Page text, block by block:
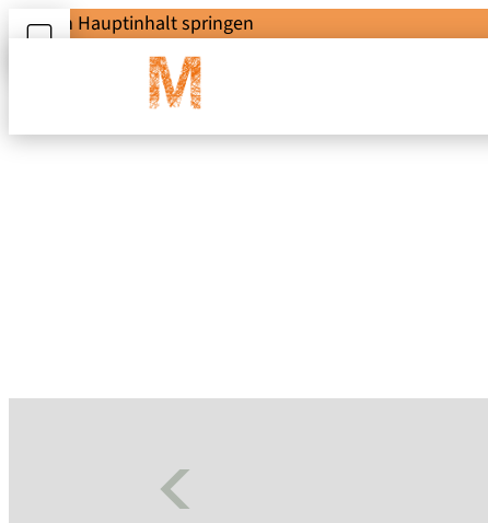
Zum Hauptinhalt springen